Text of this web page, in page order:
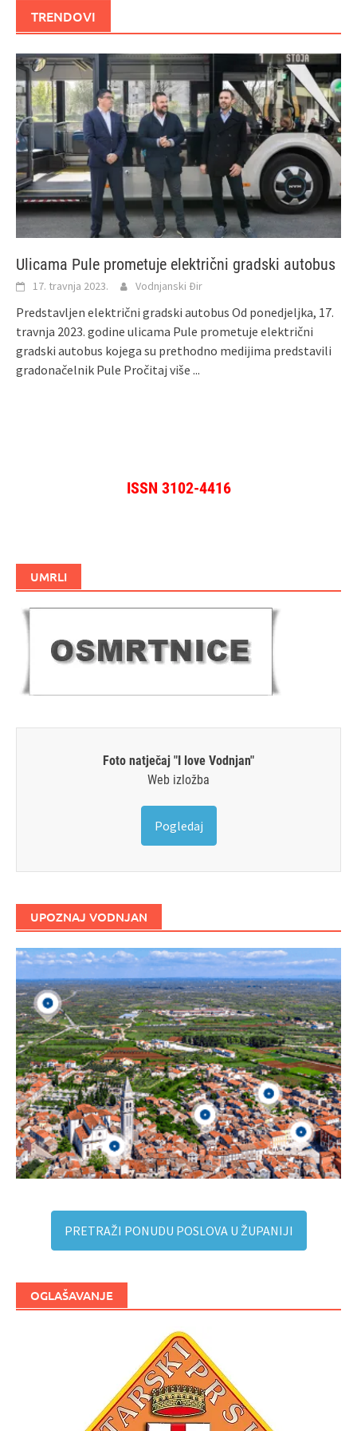
TRENDOVI
Ulicama Pule prometuje električni gradski autobus
17. travnja 2023. Vodnjanski Đir
Predstavljen električni gradski autobus Od ponedjeljka, 17.
travnja 2023. godine ulicama Pule prometuje električni
gradski autobus kojega su prethodno medijima predstavili
gradonačelnik Pule Pročitaj više ...
ISSN 3102-4416
UMRLI
Foto natječaj "I love Vodnjan"
Web izložba
Pogledaj
UPOZNAJ VODNJAN
PRETRAŽI PONUDU POSLOVA U ŽUPANIJI
OGLAŠAVANJE